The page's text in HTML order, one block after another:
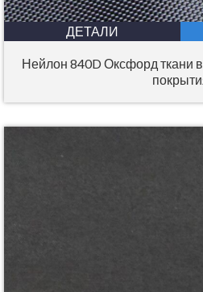
ДЕТАЛИ
Нейлон 840D Оксфорд ткани